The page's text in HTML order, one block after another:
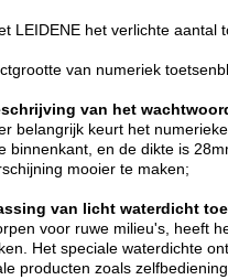
LEIDENE het verlichte aantal
van numeriek
van het
belangrijk keurt het
binnenkant, en de dikte is
mooier te maken;
van licht waterdicht
voor ruwe milieu's, heeft
Het speciale waterdichte
producten zoals